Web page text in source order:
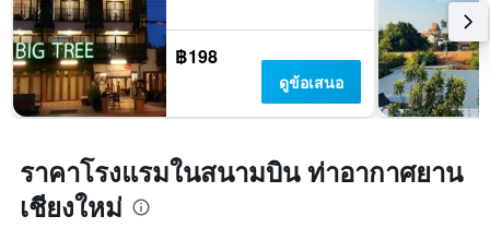
฿198
ดูข้อเสนอ
ราคาโรงแรมในสนามบิน ท่าอากาศยาน
เชียงใหม่